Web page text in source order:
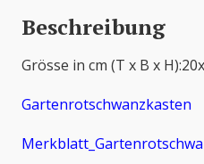
Beschreibung
Grösse in cm (T x B x
Gartenrotschwanzkasten